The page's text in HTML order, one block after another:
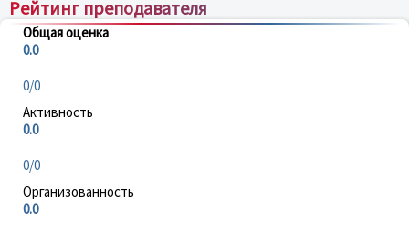
Рейтинг преподавателя
Общая оценка
0.0
0/0
Активность
0.0
0/0
Организованность
0.0